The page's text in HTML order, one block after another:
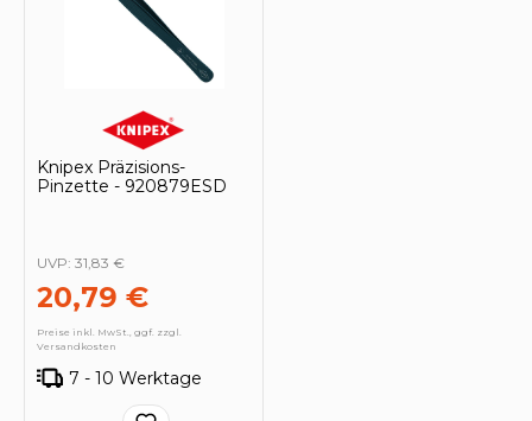
Knipex Präzisions-
Pinzette - 920879ESD
20,79 €
UVP: 31,83 €
Preise inkl. MwSt., ggf. zzgl.
Versandkosten
7 - 10 Werktage